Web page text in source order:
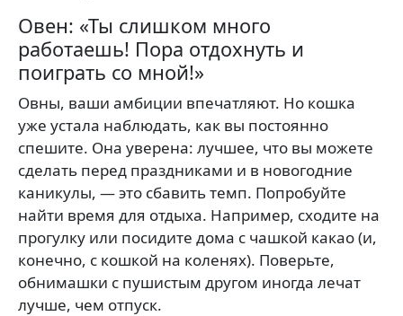
Овен: «Ты слишком много
работаешь! Пора отдохнуть и
поиграть со мной!»
Овны, ваши амбиции впечатляют. Но кошка
уже устала наблюдать, как вы постоянно
спешите. Она уверена: лучшее, что вы можете
сделать перед праздниками и в новогодние
каникулы, — это сбавить темп. Попробуйте
найти время для отдыха. Например, сходите на
прогулку или посидите дома с чашкой какао (и,
конечно, с кошкой на коленях). Поверьте,
обнимашки с пушистым другом иногда лечат
лучше, чем отпуск.